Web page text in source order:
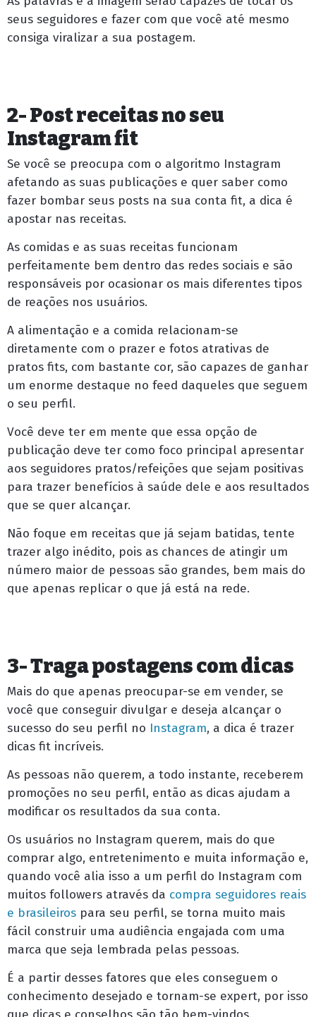
seus seguidores e fazer com que você até mesmo
consiga viralizar a sua postagem.
2- Post receitas no seu
Instagram fit
Se você se preocupa com o algoritmo Instagram
afetando as suas publicações e quer saber como
fazer bombar seus posts na sua conta fit, a dica é
apostar nas receitas.
As comidas e as suas receitas funcionam
perfeitamente bem dentro das redes sociais e são
responsáveis por ocasionar os mais diferentes tipos
de reações nos usuários.
A alimentação e a comida relacionam-se
diretamente com o prazer e fotos atrativas de
pratos fits, com bastante cor, são capazes de ganhar
um enorme destaque no feed daqueles que seguem
o seu perfil.
Você deve ter em mente que essa opção de
publicação deve ter como foco principal apresentar
aos seguidores pratos/refeições que sejam positivas
para trazer benefícios à saúde dele e aos resultados
que se quer alcançar.
Não foque em receitas que já sejam batidas, tente
trazer algo inédito, pois as chances de atingir um
número maior de pessoas são grandes, bem mais do
que apenas replicar o que já está na rede.
3- Traga postagens com dicas
Mais do que apenas preocupar-se em vender, se
você que conseguir divulgar e deseja alcançar o
sucesso do seu perfil no Instagram, a dica é trazer
dicas fit incríveis.
As pessoas não querem, a todo instante, receberem
promoções no seu perfil, então as dicas ajudam a
modificar os resultados da sua conta.
Os usuários no Instagram querem, mais do que
comprar algo, entretenimento e muita informação e,
quando você alia isso a um perfil do Instagram com
muitos followers através da compra seguidores reais
e brasileiros para seu perfil, se torna muito mais
fácil construir uma audiência engajada com uma
marca que seja lembrada pelas pessoas.
É a partir desses fatores que eles conseguem o
conhecimento desejado e tornam-se expert, por isso